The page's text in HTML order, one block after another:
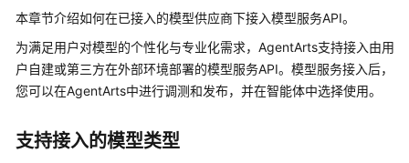
产
品
介
绍
开
本章节介绍如何在已接入的模型供应商下接入模型服务API。
为满足用户对模型的个性化与专业化需求，AgentArts支持接入由用
户自建或第三方在外部环境部署的模型服务API。模型服务接入后，
您可以在AgentArts中进行调测和发布，并在智能体中选择使用。
支持接入的模型类型